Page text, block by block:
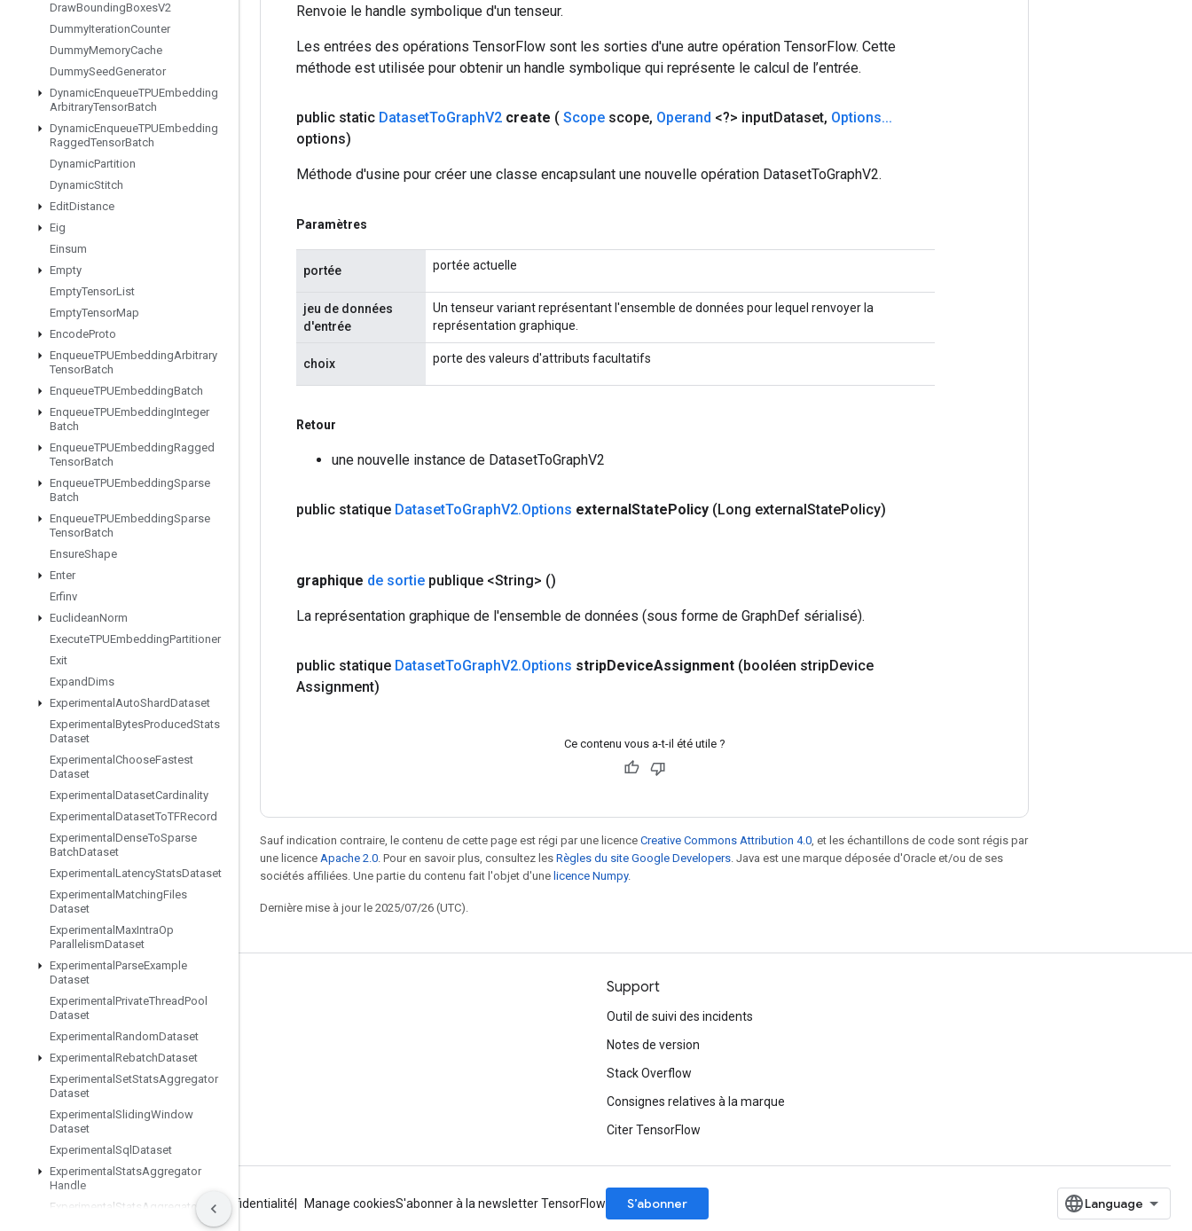
DrawBoundingBoxesV2
DummyIterationCounter
DummyMemoryCache
DummySeedGenerator
DynamicEnqueueTPUEmbedding
ArbitraryTensorBatch
DynamicEnqueueTPUEmbedding
RaggedTensorBatch
DynamicPartition
DynamicStitch
EditDistance
Eig
Einsum
Empty
EmptyTensorList
EmptyTensorMap
EncodeProto
EnqueueTPUEmbeddingArbitrary
TensorBatch
EnqueueTPUEmbeddingBatch
EnqueueTPUEmbeddingInteger
Batch
EnqueueTPUEmbeddingRagged
TensorBatch
EnqueueTPUEmbeddingSparse
Batch
EnqueueTPUEmbeddingSparse
TensorBatch
EnsureShape
Enter
Erfinv
EuclideanNorm
ExecuteTPUEmbeddingPartitioner
Exit
ExpandDims
Experimental AutoShardDataset
Experimental BytesProducedStats
Dataset
Experimental ChooseFastest
Dataset
Experimental DatasetCardinality
Experimental DatasetToTFRecord
Experimental DenseToSparse
BatchDataset
Experimental LatencyStatsDataset
Experimental MatchingFiles
Dataset
Experimental MaxIntraOp
ParallelismDataset
Experimental ParseExample
Dataset
Experimental PrivateThreadPool
Dataset
Experimental RandomDataset
Experimental RebatchDataset
Experimental SetStatsAggregator
Dataset
Experimental SlidingWindow
Dataset
Experimental Sql Dataset
Experimental StatsAggregator
Handle
ExperimentalStats Aggregator
Renvoie le handle symbolique d'un tenseur.
Les entrées des opérations TensorFlow sont les sorties d'une autre opération TensorFlow. Cette
méthode est utilisée pour obtenir un handle symbolique qui représente le calcul de l’entrée.
public static DatasetToGraphV2 create ( Scope scope, Operand <?> inputDataset, Options...
options)
Méthode d'usine pour créer une classe encapsulant une nouvelle opération DatasetToGraphV2.
Paramètres
portée portée actuelle
jeu de données
d'entrée
Un tenseur variant représentant l'ensemble de données pour lequel renvoyer la
représentation graphique.
choix porte des valeurs d'attributs facultatifs
Retour
une nouvelle instance de DatasetToGraphV2
public statique DatasetToGraphV2.Options externalStatePolicy (Long externalStatePolicy)
graphique de sortie publique <String> ()
La représentation graphique de l'ensemble de données (sous forme de GraphDef sérialisé).
public statique DatasetToGraphV2.Options stripDeviceAssignment (booléen stripDevice
Assignment)
Ce contenu vous a-t-il été utile ?
Sauf indication contraire, le contenu de cette page est régi par une licence Creative Commons Attribution 4.0 , et les échantillons de code sont régis par
une licence Apache 2.0 . Pour en savoir plus, consultez les Règles du site Google Developers . Java est une marque déposée d'Oracle et/ou de ses
sociétés affiliées. Une partie du contenu fait l'objet d'une licence Numpy.
Dernière mise à jour le 2025/07/26 (UTC).
Rester connecté
Forum
GitHub
Twitter
YouTube
Support
Outil de suivi des incidents
Notes de version
Stack Overflow
Consignes relatives à la marque
Citer TensorFlow
Conditions d'utilisation Règles de confidentialité Manage cookiesS'abonner à la newsletter TensorFlow S’abonner